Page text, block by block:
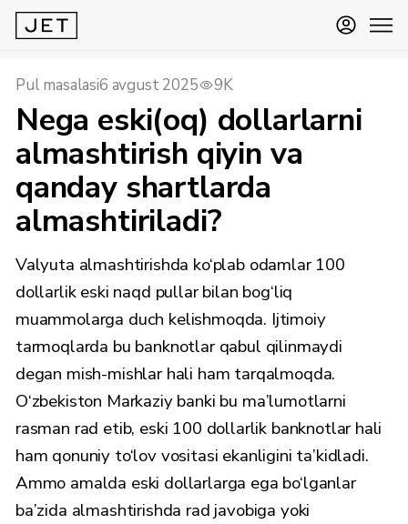
Pul masalasi6 avgust 2025 9K
Nega eski(oq) dollarlarni
almashtirish qiyin va
qanday shartlarda
almashtiriladi?
Valyuta almashtirishda ko‘plab odamlar 100
dollarlik eski naqd pullar bilan bog‘liq
muammolarga duch kelishmoqda. Ijtimoiy
tarmoqlarda bu banknotlar qabul qilinmaydi
degan mish-mishlar hali ham tarqalmoqda.
O‘zbekiston Markaziy banki bu ma’lumotlarni
rasman rad etib, eski 100 dollarlik banknotlar hali
ham qonuniy to‘lov vositasi ekanligini ta’kidladi.
Ammo amalda eski dollarlarga ega bo‘lganlar
ba’zida almashtirishda rad javobiga yoki